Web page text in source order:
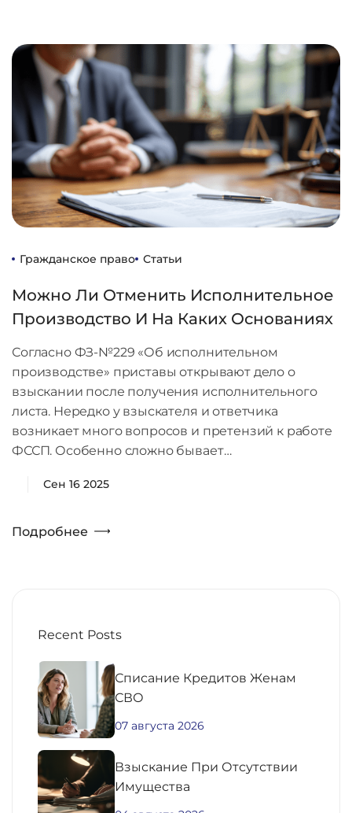
Гражданское право Статьи
Можно Ли Отменить Исполнительное
Производство И На Каких Основаниях
Согласно ФЗ-№229 «Об исполнительном
производстве» приставы открывают дело о
взыскании после получения исполнительного
листа. Нередко у взыскателя и ответчика
возникает много вопросов и претензий к работе
ФССП. Особенно сложно бывает…
Сен 16 2025
Подробнее
Recent Posts
Списание Кредитов Женам
СВО
07 августа 2026
Взыскание При Отсутствии
Имущества